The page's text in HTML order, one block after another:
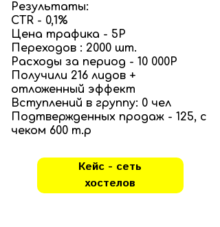
Кейс - сеть
хостелов
Результаты:
CTR - 0,1%
Цена трафика - 5Р
Переходов : 2000 шт.
Расходы за период - 10 000Р
Получили 216 лидов +
отложенный эффект
Вступлений в группу: 0 чел
Подтвержденных продаж - 125, с
чеком 600 т.р